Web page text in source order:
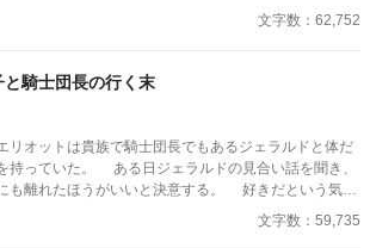
の竜帝」ヴァレリウスへの、身代わりの婚姻だった。
文字数：62,752
と騎士団長の行く末
リオットは貴族で騎士団長でもあるジェラルドと体だ
持っていた。 ある日ジェラルドの見合い話を聞き、
も離れたほうがいいと決意する。 好きだという気持
まま。 過去の出来事から貴族などの権力者が実は嫌
ットと、エリオットのことが好きすぎて表からでは分
文字数：59,735